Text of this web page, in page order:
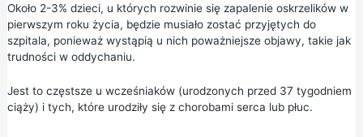
Około 2-3% dzieci, u których rozwinie się zapalenie oskrzelików w
pierwszym roku życia, będzie musiało zostać przyjętych do
szpitala, ponieważ wystąpią u nich poważniejsze objawy, takie jak
trudności w oddychaniu.
Jest to częstsze u wcześniaków (urodzonych przed 37 tygodniem
ciąży) i tych, które urodziły się z chorobami serca lub płuc.